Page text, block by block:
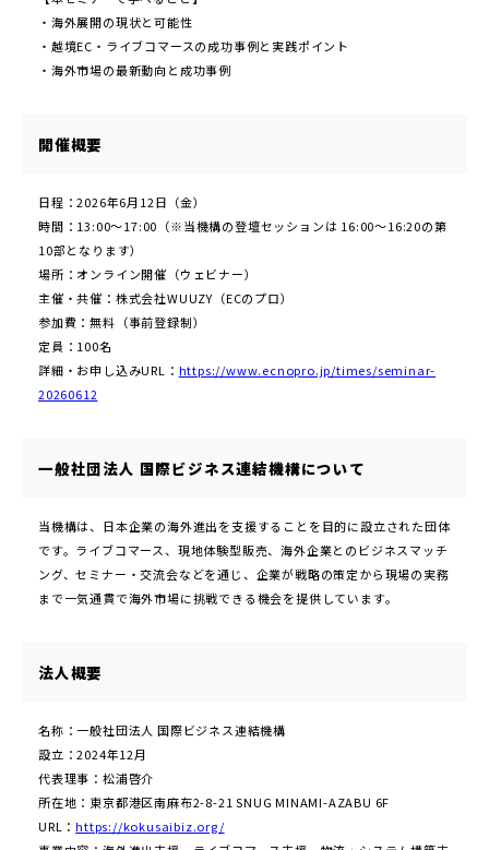
・海外展開の現状と可能性
・越境EC・ライブコマースの成功事例と実践ポイント
・海外市場の最新動向と成功事例
開催概要
日程：2026年6月12日（金）
時間：13:00〜17:00（※当機構の登壇セッションは 16:00〜16:20の第
10部となります）
場所：オンライン開催（ウェビナー）
主催・共催：株式会社WUUZY（ECのプロ）
参加費：無料（事前登録制）
定員：100名
詳細・お申し込みURL： https://www.ecnopro.jp/times/seminar-
20260612
一般社団法人 国際ビジネス連結機構について
当機構は、日本企業の海外進出を支援することを目的に設立された団体
です。ライブコマース、現地体験型販売、海外企業とのビジネスマッチ
ング、セミナー・交流会などを通じ、企業が戦略の策定から現場の実務
まで一気通貫で海外市場に挑戦できる機会を提供しています。
法人概要
名称：一般社団法人 国際ビジネス連結機構
設立：2024年12月
代表理事：松浦啓介
所在地：東京都港区南麻布2-8-21 SNUG MINAMI-AZABU 6F
URL：https://kokusaibiz.org/